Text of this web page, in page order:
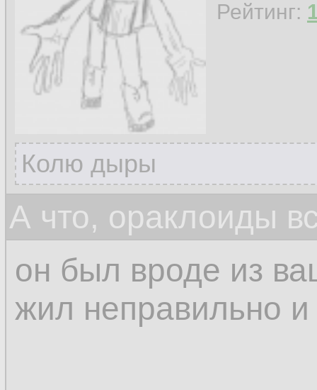
Рейтинг:
Колю дыры
А что, ораклоиды
он был вроде из
жил неправильно